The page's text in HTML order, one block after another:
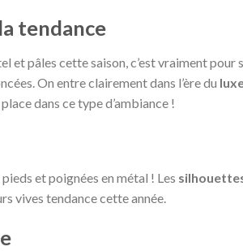
tendance
et pâles cette saison, c’est vraiment
On entre clairement dans l’ère du
dans ce type d’ambiance !
et poignées en métal ! Les
vives tendance cette année.